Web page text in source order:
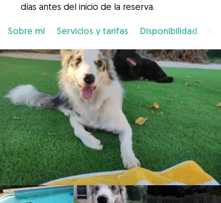
días antes del inicio de la reserva.
Sobre mí Servicios y tarifas Disponibilidad